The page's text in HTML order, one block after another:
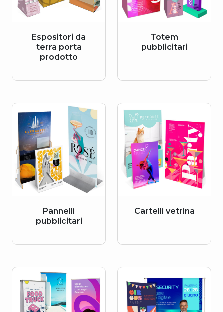
Espositori da
terra porta
prodotto
Totem
pubblicitari
Pannelli
pubblicitari
Cartelli vetrina